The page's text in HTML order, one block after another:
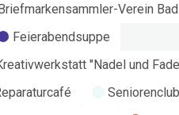
Verein
Feierabendsuppe
"Nadel und